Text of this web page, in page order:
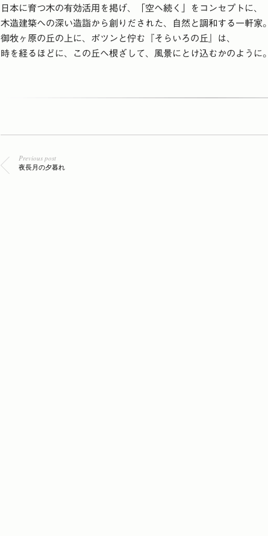
日本に育つ木の有効活用を掲げ、「空へ続く」をコンセプトに、
木造建築への深い造詣から創りだされた、自然と調和する一軒家。
御牧ヶ原の丘の上に、ポツンと佇む『そらいろの丘』は、
時を経るほどに、この丘へ根ざして、風景にとけ込むかのように。
Previous post
夜長月の夕暮れ